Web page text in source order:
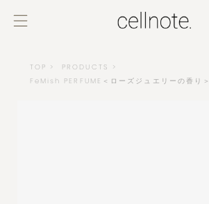
TOP
PRODUCTS
FeMish PERFUME＜ローズジュエリーの香り＞